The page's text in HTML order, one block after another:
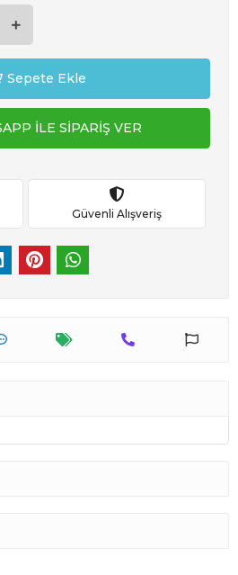
Sepete Ekle
İLE SİPARİŞ VER
Güvenli Alışveriş